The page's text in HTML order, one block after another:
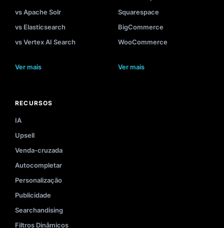
vs Apache Solr
vs Elasticsearch
vs Vertex AI Search
Ver mais
Squarespace
BigCommerce
WooCommerce
Ver mais
RECURSOS
IA
Upsell
Venda-cruzada
Autocompletar
Personalização
Publicidade
Searchandising
Filtros Dinâmicos